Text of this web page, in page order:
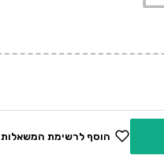
הוסף לרשימת המשאלות